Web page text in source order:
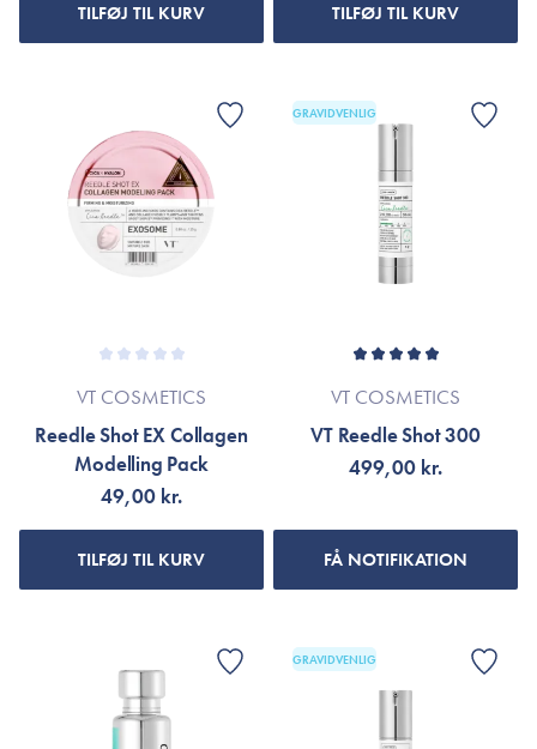
TILFØJ TIL KURV TILFØJ TIL KURV
VT COSMETICS
Reedle Shot EX Collagen
Modelling Pack
49,00 kr.
TILFØJ TIL KURV
GRAVIDVENLIG
VT COSMETICS
VT Reedle Shot 300
499,00 kr.
FÅ NOTIFIKATION
GRAVIDVENLIG